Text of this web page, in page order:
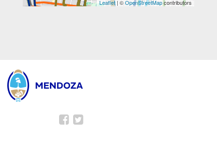
Leaflet| ©OpenStreetMapcontributors